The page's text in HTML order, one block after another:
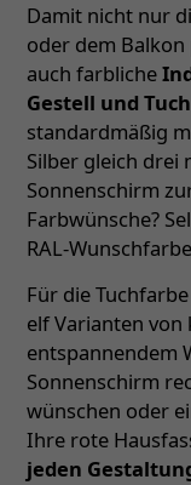
Damit nicht nur
oder dem
auch farbliche
Gestell und Tuch
standardmäßig
Silber gleich drei
Sonnenschirm
Farbwünsche?
RAL-
Für die
elf Varianten von
entspannendem
Sonnenschirm
wünschen oder
Ihre rote
jeden